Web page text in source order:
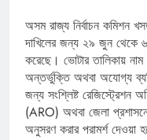
অসম রাজ্য নির্বাচন কমিশন
দাখিলের জন্য ২৯ জুন থেকে
করেছে। ভোটার তালিকায়
অন্তর্ভুক্তি অথবা অযোগ্য
জন্য সংশ্লিষ্ট রেজিস্ট্রেশন
(ARO) অথবা জেলা
অনুসরণ করার পরামর্শ দেওয়া